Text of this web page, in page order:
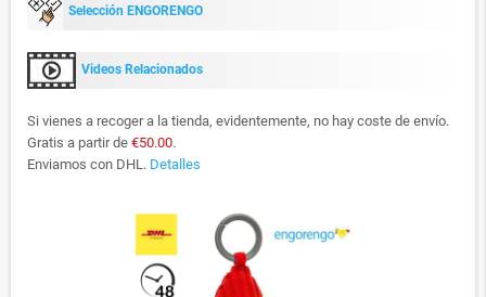
Selección ENGORENGO
Videos Relacionados
Si vienes a recoger a la tienda, evidentemente, no hay coste de envío.
Gratis a partir de €50.00.
Enviamos con DHL. Detalles